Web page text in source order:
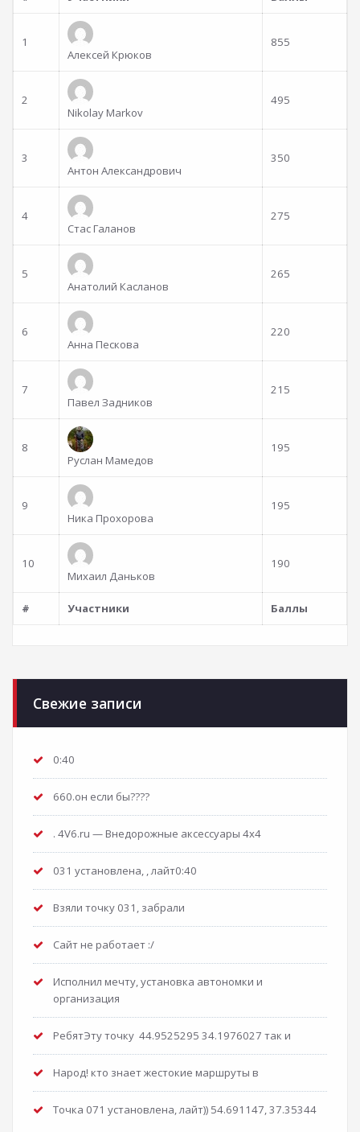
1
Алексей Крюков
855
2
Nikolay Markov
495
3
Антон Александрович
350
4
Стас Галанов
275
5
Анатолий Касланов
265
6
Анна Пескова
220
7
Павел Задников
215
8
Руслан Мамедов
195
9
Ника Прохорова
195
10
Михаил Даньков
190
#PositionУчастники Баллы
Свежие записи
0:40
660.он если бы????
. 4V6.ru — Внедорожные аксессуары 4х4
031 установлена, , лайт0:40
Взяли точку 031, забрали
Сайт не работает :/
Исполнил мечту, установка автономки и
организация
РебятЭту точку 44.9525295 34.1976027 так и
Народ! кто знает жестокие маршруты в
Точка 071 установлена, лайт)) 54.691147, 37.35344